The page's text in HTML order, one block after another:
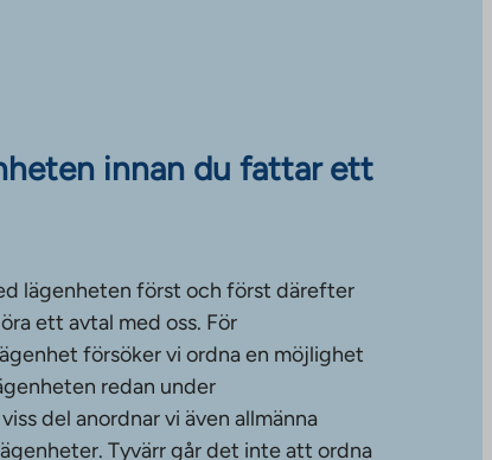
innan du fattar ett
lägenheten först och först därefter
ett avtal med oss. För
försöker vi ordna en möjlighet
redan under
del anordnar vi även allmänna
Tyvärr går det inte att ordna